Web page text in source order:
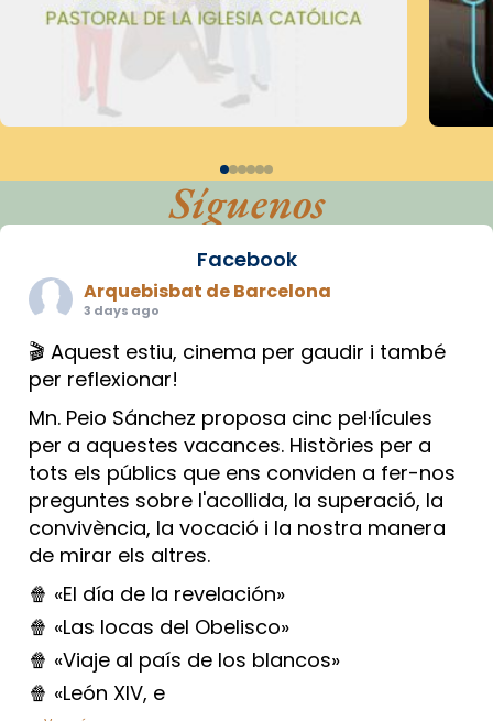
Síguenos
Facebook
Arquebisbat de Barcelona
3 days ago
🎬 Aquest estiu, cinema per gaudir i també
per reflexionar!
Mn. Peio Sánchez proposa cinc pel·lícules
per a aquestes vacances. Històries per a
tots els públics que ens conviden a fer-nos
preguntes sobre l'acollida, la superació, la
convivència, la vocació i la nostra manera
de mirar els altres.
🍿 «El día de la revelación»
🍿 «Las locas del Obelisco»
🍿 «Viaje al país de los blancos»
🍿 «León XIV, e